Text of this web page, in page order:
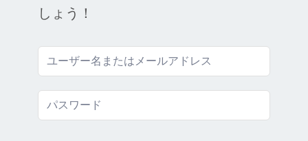
しょう！